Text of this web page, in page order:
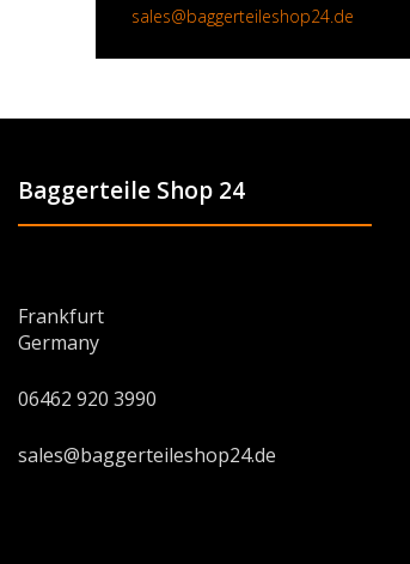
sales@baggerteileshop24.de
Baggerteile Shop 24
Frankfurt
Germany
06462 920 3990
sales@baggerteileshop24.de